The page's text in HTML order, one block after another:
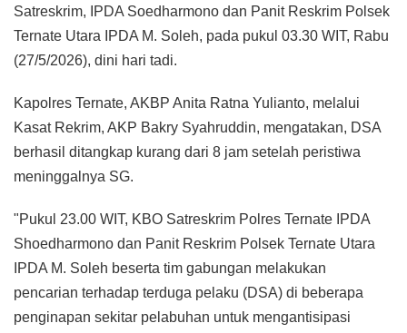
Satreskrim, IPDA Soedharmono dan Panit Reskrim Polsek
Ternate Utara IPDA M. Soleh, pada pukul 03.30 WIT, Rabu
(27/5/2026), dini hari tadi.
Kapolres Ternate, AKBP Anita Ratna Yulianto, melalui
Kasat Rekrim, AKP Bakry Syahruddin, mengatakan, DSA
berhasil ditangkap kurang dari 8 jam setelah peristiwa
meninggalnya SG.
"Pukul 23.00 WIT, KBO Satreskrim Polres Ternate IPDA
Shoedharmono dan Panit Reskrim Polsek Ternate Utara
IPDA M. Soleh beserta tim gabungan melakukan
pencarian terhadap terduga pelaku (DSA) di beberapa
penginapan sekitar pelabuhan untuk mengantisipasi